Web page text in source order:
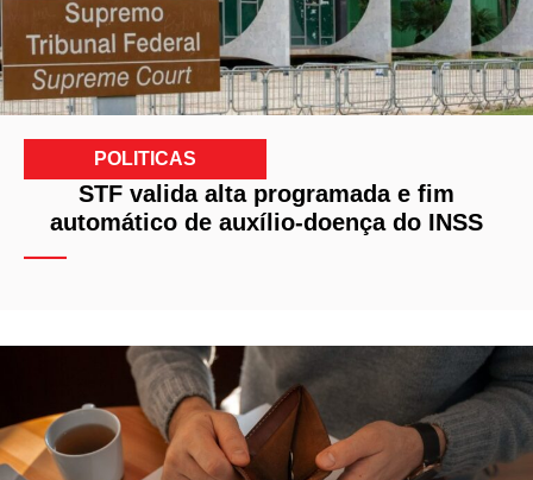
POLITICAS
STF valida alta programada e fim
automático de auxílio-doença do INSS